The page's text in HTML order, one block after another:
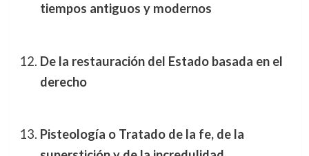
tiempos antiguos y modernos
De la restauración del Estado basada en el
derecho
Pisteología o Tratado de la fe, de la